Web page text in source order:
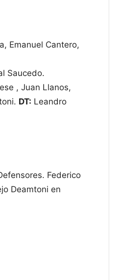
Emanuel Cantero,
Saucedo.
, Juan Llanos,
DT: Leandro
Federico
Deamtoni en